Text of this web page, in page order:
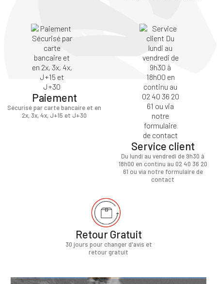
Paiement
Sécurisé par carte bancaire et en
2x, 3x, 4x, J+15 et J+30
Service client
Du lundi au vendredi de 9h30 à
18h00 en continu au 02 40 36 20
61 ou via notre formulaire de
contact
Retour Gratuit
30 jours pour changer d'avis et
retour gratuit